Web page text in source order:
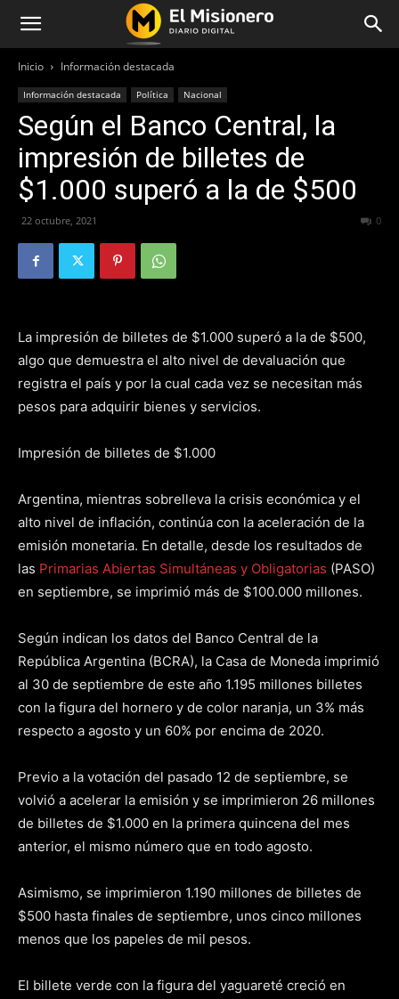
Inicio Información destacada
Información destacada Política Nacional
Según el Banco Central, la
impresión de billetes de
$1.000 superó a la de $500
22 octubre, 2021 0
La impresión de billetes de $1.000 superó a la de $500,
algo que demuestra el alto nivel de devaluación que
registra el país y por la cual cada vez se necesitan más
pesos para adquirir bienes y servicios.
Impresión de billetes de $1.000
Argentina, mientras sobrelleva la crisis económica y el
alto nivel de inflación, continúa con la aceleración de la
emisión monetaria. En detalle, desde los resultados de
las Primarias Abiertas Simultáneas y Obligatorias (PASO)
en septiembre, se imprimió más de $100.000 millones.
Según indican los datos del Banco Central de la
República Argentina (BCRA), la Casa de Moneda imprimió
al 30 de septiembre de este año 1.195 millones billetes
con la figura del hornero y de color naranja, un 3% más
respecto a agosto y un 60% por encima de 2020.
Previo a la votación del pasado 12 de septiembre, se
volvió a acelerar la emisión y se imprimieron 26 millones
de billetes de $1.000 en la primera quincena del mes
anterior, el mismo número que en todo agosto.
Asimismo, se imprimieron 1.190 millones de billetes de
$500 hasta finales de septiembre, unos cinco millones
menos que los papeles de mil pesos.
El billete verde con la figura del yaguareté creció en